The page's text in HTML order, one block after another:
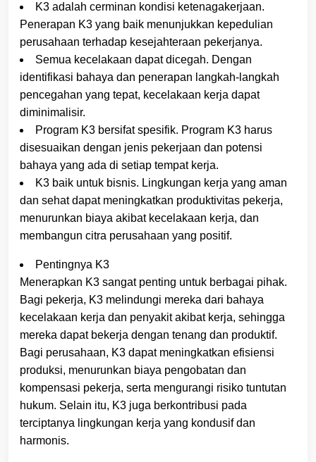
K3 adalah cerminan kondisi ketenagakerjaan.
Penerapan K3 yang baik menunjukkan kepedulian
perusahaan terhadap kesejahteraan pekerjanya.
Semua kecelakaan dapat dicegah. Dengan
identifikasi bahaya dan penerapan langkah-langkah
pencegahan yang tepat, kecelakaan kerja dapat
diminimalisir.
Program K3 bersifat spesifik. Program K3 harus
disesuaikan dengan jenis pekerjaan dan potensi
bahaya yang ada di setiap tempat kerja.
K3 baik untuk bisnis. Lingkungan kerja yang aman
dan sehat dapat meningkatkan produktivitas pekerja,
menurunkan biaya akibat kecelakaan kerja, dan
membangun citra perusahaan yang positif.
Pentingnya K3
Menerapkan K3 sangat penting untuk berbagai pihak.
Bagi pekerja, K3 melindungi mereka dari bahaya
kecelakaan kerja dan penyakit akibat kerja, sehingga
mereka dapat bekerja dengan tenang dan produktif.
Bagi perusahaan, K3 dapat meningkatkan efisiensi
produksi, menurunkan biaya pengobatan dan
kompensasi pekerja, serta mengurangi risiko tuntutan
hukum. Selain itu, K3 juga berkontribusi pada
terciptanya lingkungan kerja yang kondusif dan
harmonis.